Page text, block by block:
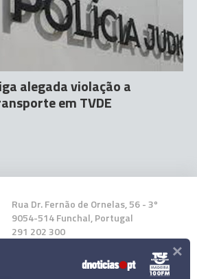
alegada violação a
em TVDE
Rua Dr. Fernão de Ornelas, 56 - 3º
9054-514 Funchal, Portugal
291 202 300
Instale a nossa App ×